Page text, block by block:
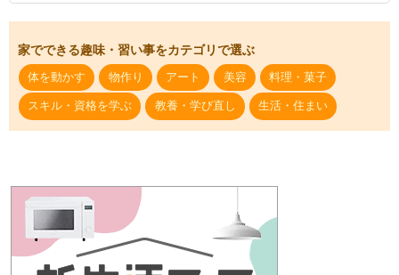
家でできる趣味・習い事をカテゴリで選ぶ
体を動かす 物作り アート 美容 料理・菓子
スキル・資格を学ぶ 教養・学び直し 生活・住まい